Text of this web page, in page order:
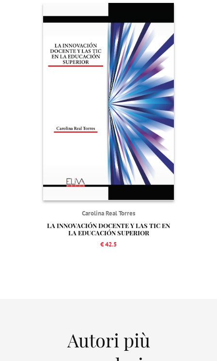
Carolina Real Torres
LA INNOVACIÓN DOCENTE Y LAS TIC EN
LA EDUCACIÓN SUPERIOR
€ 42.5
Autori più